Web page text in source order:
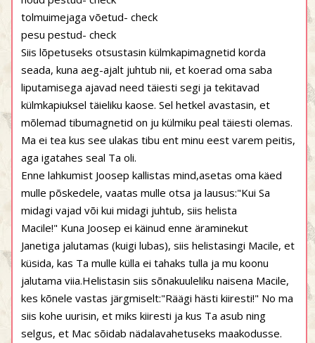
tolmuimejaga võetud- check
pesu pestud- check
Siis lõpetuseks otsustasin külmkapimagnetid korda
seada, kuna aeg-ajalt juhtub nii, et koerad oma saba
liputamisega ajavad need täiesti segi ja tekitavad
külmkapiuksel täieliku kaose. Sel hetkel avastasin, et
mõlemad tibumagnetid on ju külmiku peal täiesti olemas.
Ma ei tea kus see ulakas tibu ent minu eest varem peitis,
aga igatahes seal Ta oli.
Enne lahkumist Joosep kallistas mind,asetas oma käed
mulle põskedele, vaatas mulle otsa ja lausus:"Kui Sa
midagi vajad või kui midagi juhtub, siis helista
Macile!" Kuna Joosep ei käinud enne äraminekut
Janetiga jalutamas (kuigi lubas), siis helistasingi Macile, et
küsida, kas Ta mulle külla ei tahaks tulla ja mu koonu
jalutama viia.Helistasin siis sõnakuuleliku naisena Macile,
kes kõnele vastas järgmiselt:"Räägi hästi kiiresti!" No ma
siis kohe uurisin, et miks kiiresti ja kus Ta asub ning
selgus, et Mac sõidab nädalavahetuseks maakodusse.